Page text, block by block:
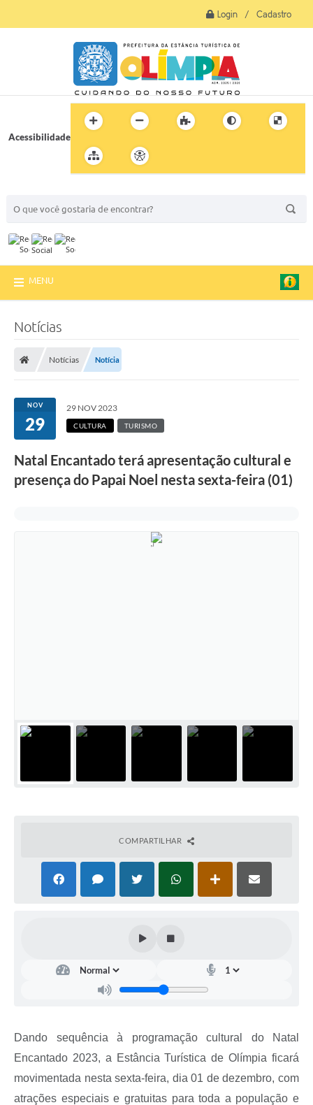
Login / Cadastro
Acessibilidade
MENU
Notícias
Notícias Notícia
NOV
29
29 NOV 2023
CULTURA TURISMO
Natal Encantado terá apresentação cultural e
presença do Papai Noel nesta sexta-feira (01)
COMPARTILHAR
Dando sequência à programação cultural do Natal
Encantado 2023, a Estância Turística de Olímpia ficará
movimentada nesta sexta-feira, dia 01 de dezembro, com
atrações especiais e gratuitas para toda a população e